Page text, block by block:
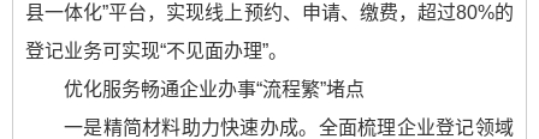
县一体化”平台，实现线上预约、申请、缴费，超过80%的
登记业务可实现“不见面办理”。
优化服务畅通企业办事“流程繁”堵点
一是精简材料助力快速办成。全面梳理企业登记领域